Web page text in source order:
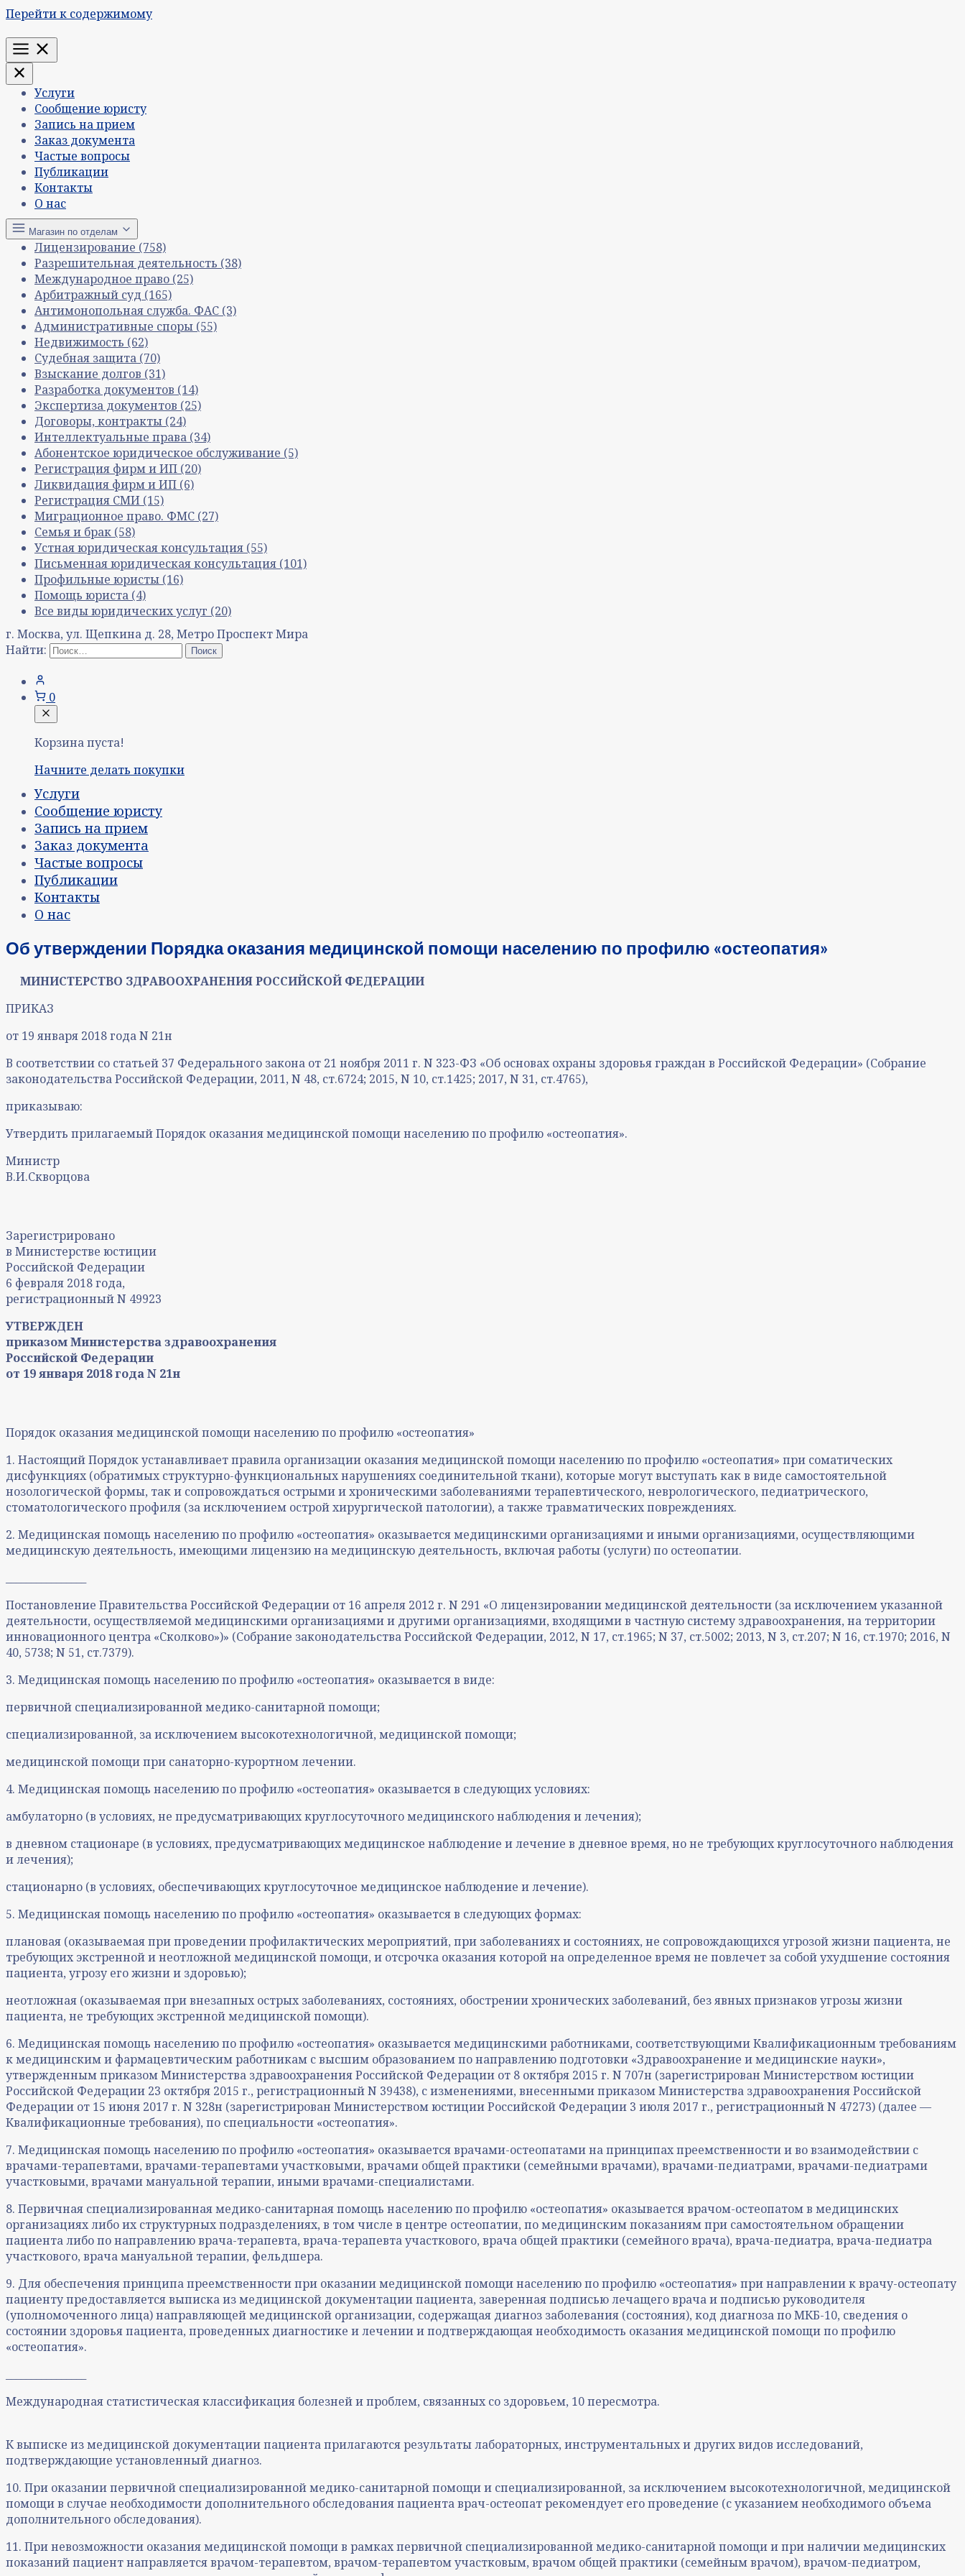
Перейти к содержимому
Меню
Услуги
Сообщение юристу
Запись на прием
Заказ документа
Частые вопросы
Публикации
Контакты
О нас
Магазин по отделам
Лицензирование (758)
Разрешительная деятельность (38)
Международное право (25)
Арбитражный суд (165)
Антимонопольная служба. ФАС (3)
Административные споры (55)
Недвижимость (62)
Судебная защита (70)
Взыскание долгов (31)
Разработка документов (14)
Экспертиза документов (25)
Договоры, контракты (24)
Интеллектуальные права (34)
Абонентское юридическое обслуживание (5)
Регистрация фирм и ИП (20)
Ликвидация фирм и ИП (6)
Регистрация СМИ (15)
Миграционное право. ФМС (27)
Семья и брак (58)
Устная юридическая консультация (55)
Письменная юридическая консультация (101)
Профильные юристы (16)
Помощь юриста (4)
Все виды юридических услуг (20)
г. Москва, ул. Щепкина д. 28, Метро Проспект Мира
Найти:
0
Корзина пуста!
Начните делать покупки
Услуги
Сообщение юристу
Запись на прием
Заказ документа
Частые вопросы
Публикации
Контакты
О нас
Об утверждении Порядка оказания медицинской помощи населению по профилю «остеопатия»
МИНИСТЕРСТВО ЗДРАВООХРАНЕНИЯ РОССИЙСКОЙ ФЕДЕРАЦИИ
ПРИКАЗ
от 19 января 2018 года N 21н
В соответствии со статьей 37 Федерального закона от 21 ноября 2011 г. N 323-ФЗ «Об основах охраны здоровья граждан в Российской Федерации» (Собрание
законодательства Российской Федерации, 2011, N 48, ст.6724; 2015, N 10, ст.1425; 2017, N 31, ст.4765),
приказываю:
Утвердить прилагаемый Порядок оказания медицинской помощи населению по профилю «остеопатия».
Министр
В.И.Скворцова
Зарегистрировано
в Министерстве юстиции
Российской Федерации
6 февраля 2018 года,
регистрационный N 49923
УТВЕРЖДЕН
приказом Министерства здравоохранения
Российской Федерации
от 19 января 2018 года N 21н
Порядок оказания медицинской помощи населению по профилю «остеопатия»
1. Настоящий Порядок устанавливает правила организации оказания медицинской помощи населению по профилю «остеопатия» при соматических
дисфункциях (обратимых структурно-функциональных нарушениях соединительной ткани), которые могут выступать как в виде самостоятельной
нозологической формы, так и сопровождаться острыми и хроническими заболеваниями терапевтического, неврологического, педиатрического,
стоматологического профиля (за исключением острой хирургической патологии), а также травматических повреждениях.
2. Медицинская помощь населению по профилю «остеопатия» оказывается медицинскими организациями и иными организациями, осуществляющими
медицинскую деятельность, имеющими лицензию на медицинскую деятельность, включая работы (услуги) по остеопатии.
Постановление Правительства Российской Федерации от 16 апреля 2012 г. N 291 «О лицензировании медицинской деятельности (за исключением указанной
деятельности, осуществляемой медицинскими организациями и другими организациями, входящими в частную систему здравоохранения, на территории
инновационного центра «Сколково»)» (Собрание законодательства Российской Федерации, 2012, N 17, ст.1965; N 37, ст.5002; 2013, N 3, ст.207; N 16, ст.1970; 2016, N
40, 5738; N 51, ст.7379).
3. Медицинская помощь населению по профилю «остеопатия» оказывается в виде:
первичной специализированной медико-санитарной помощи;
специализированной, за исключением высокотехнологичной, медицинской помощи;
медицинской помощи при санаторно-курортном лечении.
4. Медицинская помощь населению по профилю «остеопатия» оказывается в следующих условиях:
амбулаторно (в условиях, не предусматривающих круглосуточного медицинского наблюдения и лечения);
в дневном стационаре (в условиях, предусматривающих медицинское наблюдение и лечение в дневное время, но не требующих круглосуточного наблюдения
и лечения);
стационарно (в условиях, обеспечивающих круглосуточное медицинское наблюдение и лечение).
5. Медицинская помощь населению по профилю «остеопатия» оказывается в следующих формах:
плановая (оказываемая при проведении профилактических мероприятий, при заболеваниях и состояниях, не сопровождающихся угрозой жизни пациента, не
требующих экстренной и неотложной медицинской помощи, и отсрочка оказания которой на определенное время не повлечет за собой ухудшение состояния
пациента, угрозу его жизни и здоровью);
неотложная (оказываемая при внезапных острых заболеваниях, состояниях, обострении хронических заболеваний, без явных признаков угрозы жизни
пациента, не требующих экстренной медицинской помощи).
6. Медицинская помощь населению по профилю «остеопатия» оказывается медицинскими работниками, соответствующими Квалификационным требованиям
к медицинским и фармацевтическим работникам с высшим образованием по направлению подготовки «Здравоохранение и медицинские науки»,
утвержденным приказом Министерства здравоохранения Российской Федерации от 8 октября 2015 г. N 707н (зарегистрирован Министерством юстиции
Российской Федерации 23 октября 2015 г., регистрационный N 39438), с изменениями, внесенными приказом Министерства здравоохранения Российской
Федерации от 15 июня 2017 г. N 328н (зарегистрирован Министерством юстиции Российской Федерации 3 июля 2017 г., регистрационный N 47273) (далее —
Квалификационные требования), по специальности «остеопатия».
7. Медицинская помощь населению по профилю «остеопатия» оказывается врачами-остеопатами на принципах преемственности и во взаимодействии с
врачами-терапевтами, врачами-терапевтами участковыми, врачами общей практики (семейными врачами), врачами-педиатрами, врачами-педиатрами
участковыми, врачами мануальной терапии, иными врачами-специалистами.
8. Первичная специализированная медико-санитарная помощь населению по профилю «остеопатия» оказывается врачом-остеопатом в медицинских
организациях либо их структурных подразделениях, в том числе в центре остеопатии, по медицинским показаниям при самостоятельном обращении
пациента либо по направлению врача-терапевта, врача-терапевта участкового, врача общей практики (семейного врача), врача-педиатра, врача-педиатра
участкового, врача мануальной терапии, фельдшера.
9. Для обеспечения принципа преемственности при оказании медицинской помощи населению по профилю «остеопатия» при направлении к врачу-остеопату
пациенту предоставляется выписка из медицинской документации пациента, заверенная подписью лечащего врача и подписью руководителя
(уполномоченного лица) направляющей медицинской организации, содержащая диагноз заболевания (состояния), код диагноза по МКБ-10, сведения о
состоянии здоровья пациента, проведенных диагностике и лечении и подтверждающая необходимость оказания медицинской помощи по профилю
«остеопатия».
Международная статистическая классификация болезней и проблем, связанных со здоровьем, 10 пересмотра.
К выписке из медицинской документации пациента прилагаются результаты лабораторных, инструментальных и других видов исследований,
подтверждающие установленный диагноз.
10. При оказании первичной специализированной медико-санитарной помощи и специализированной, за исключением высокотехнологичной, медицинской
помощи в случае необходимости дополнительного обследования пациента врач-остеопат рекомендует его проведение (с указанием необходимого объема
дополнительного обследования).
11. При невозможности оказания медицинской помощи в рамках первичной специализированной медико-санитарной помощи и при наличии медицинских
показаний пациент направляется врачом-терапевтом, врачом-терапевтом участковым, врачом общей практики (семейным врачом), врачом-педиатром,